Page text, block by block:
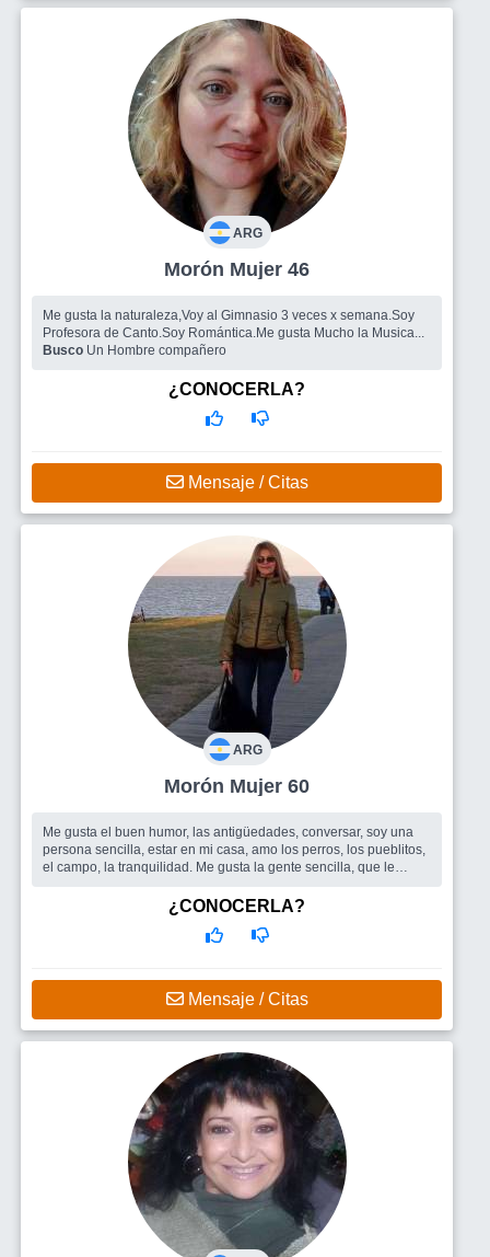
ARG
Morón Mujer 46
Me gusta la naturaleza,Voy al Gimnasio 3 veces x semana.Soy
Profesora de Canto.Soy Romántica.Me gusta Mucho la Musica...
Busco Un Hombre compañero
¿CONOCERLA?
Mensaje / Citas
ARG
Morón Mujer 60
Me gusta el buen humor, las antigüedades, conversar, soy una
persona sencilla, estar en mi casa, amo los perros, los pueblitos,
el campo, la tranquilidad. Me gusta la gente sencilla, que le
Simple: Quisiera agrandar mi circulo de amistades y de
ser posible conocer algùn hombre de buen caràcter, tranquilo
con la virtud de los hombres de àntes: conocer a una mujer y
¿CONOCERLA?
Mensaje / Citas